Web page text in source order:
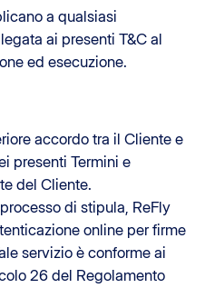
a qualsiasi
ai presenti T&C al
ed esecuzione.
accordo tra il Cliente e
presenti Termini e
del Cliente.
di stipula, ReFly
online per firme
servizio è conforme ai
26 del Regolamento